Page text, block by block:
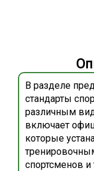
В разделе
стандарты
различным
включает
которые
спортсменов и